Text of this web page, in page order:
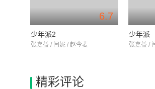
6.7
少年派2
张嘉益 / 闫妮 / 赵今麦
少年派
张嘉益 /
精彩评论